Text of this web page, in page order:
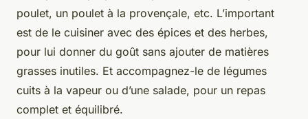
poulet, un poulet à la provençale, etc. L’important
est de le cuisiner avec des épices et des herbes,
pour lui donner du goût sans ajouter de matières
grasses inutiles. Et accompagnez-le de légumes
cuits à la vapeur ou d’une salade, pour un repas
complet et équilibré.